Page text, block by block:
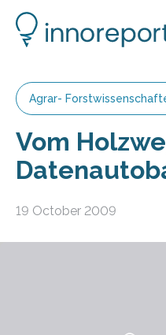
Agrar-
Vom
19 October 2009